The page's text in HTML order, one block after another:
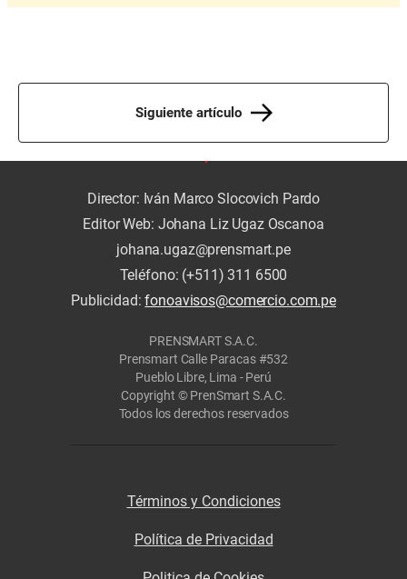
Siguiente artículo
Director: Iván Marco Slocovich Pardo
Editor Web: Johana Liz Ugaz Oscanoa
johana.ugaz@prensmart.pe
Teléfono: (+511) 311 6500
Publicidad:fonoavisos@comercio.com.pe
PRENSMART S.A.C.
Prensmart Calle Paracas #532
Pueblo Libre, Lima - Perú
Copyright © PrenSmart S.A.C.
Todos los derechos reservados
Términos y Condiciones
Política de Privacidad